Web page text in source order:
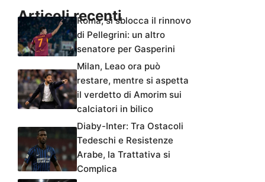
Articoli recentiRoma, si sblocca il rinnovo
di Pellegrini: un altro
senatore per Gasperini
Milan, Leao ora può
restare, mentre si aspetta
il verdetto di Amorim sui
calciatori in bilico
Diaby-Inter: Tra Ostacoli
Tedeschi e Resistenze
Arabe, la Trattativa si
Complica